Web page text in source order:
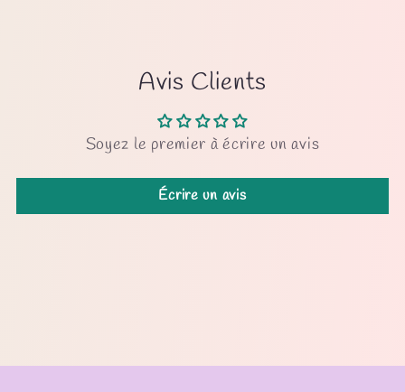
Avis Clients
Soyez le premier à écrire un avis
Écrire un avis